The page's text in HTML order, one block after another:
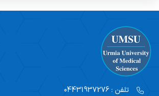
تلفن : 04431937276